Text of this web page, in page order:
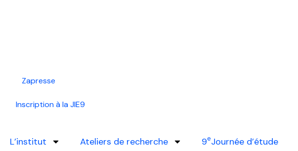
Zapresse
Inscription à la JIE9
L’institut Ateliers de recherche 9eJournée d’étude